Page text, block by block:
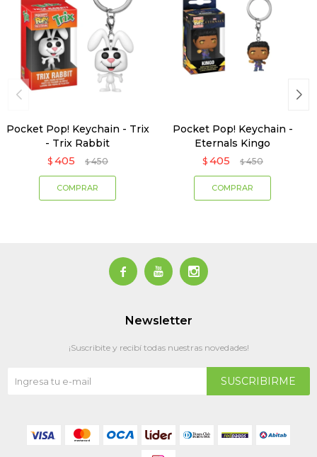
Pocket Pop! Keychain - Trix
- Trix Rabbit
$ 405 $ 450
Pocket Pop! Keychain -
Eternals Kingo
$ 405 $ 450
  
Newsletter
¡Suscribite y recibí todas nuestras novedades!
SUSCRIBIRME